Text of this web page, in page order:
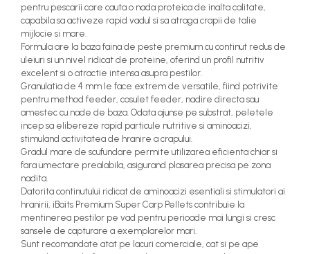
pentru pescarii care cauta o nada proteica de inalta calitate,
capabila sa activeze rapid vadul si sa atraga crapii de talie
mijlocie si mare.
Formula are la baza faina de peste premium cu continut redus de
uleiuri si un nivel ridicat de proteine, oferind un profil nutritiv
excelent si o atractie intensa asupra pestilor.
Granulatia de 4 mm le face extrem de versatile, fiind potrivite
pentru method feeder, cosulet feeder, nadire directa sau
amestec cu nade de baza. Odata ajunse pe substrat, peletele
incep sa elibereze rapid particule nutritive si aminoacizi,
stimuland activitatea de hranire a crapului.
Gradul mare de scufundare permite utilizarea eficienta chiar si
fara umectare prealabila, asigurand plasarea precisa pe zona
nadita.
Datorita continutului ridicat de aminoacizi esentiali si stimulatori ai
hranirii, iBaits Premium Super Carp Pellets contribuie la
mentinerea pestilor pe vad pentru perioade mai lungi si cresc
sansele de capturare a exemplarelor mari.
Sunt recomandate atat pe lacuri comerciale, cat si pe ape